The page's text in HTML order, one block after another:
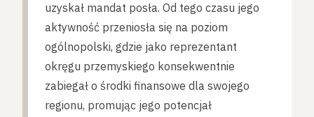
uzyskał mandat posła. Od tego czasu jego
aktywność przeniosła się na poziom
ogólnopolski, gdzie jako reprezentant
okręgu przemyskiego konsekwentnie
zabiegał o środki finansowe dla swojego
regionu, promując jego potencjał